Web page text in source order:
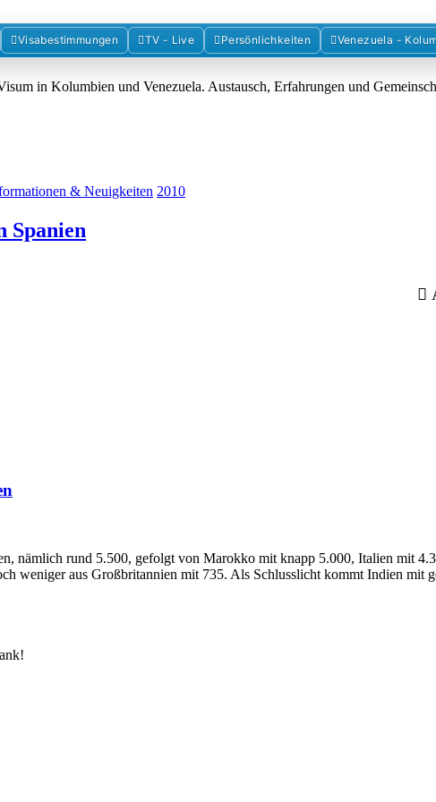
Forum der Freunde
in Kolumbien und Venezuela. Austausch, Erfahrungen und
Visabestimmungen TV - Live Persönlichkeiten Venezuela -
& Neuigkeiten 2010
Spanien
nämlich rund 5.500, gefolgt von Marokko mit knapp 5.000, Italien mit
weniger aus Großbritannien mit 735. Als Schlusslicht kommt Indien mit